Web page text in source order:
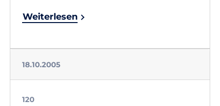
Weiterlesen
18.10.2005
120